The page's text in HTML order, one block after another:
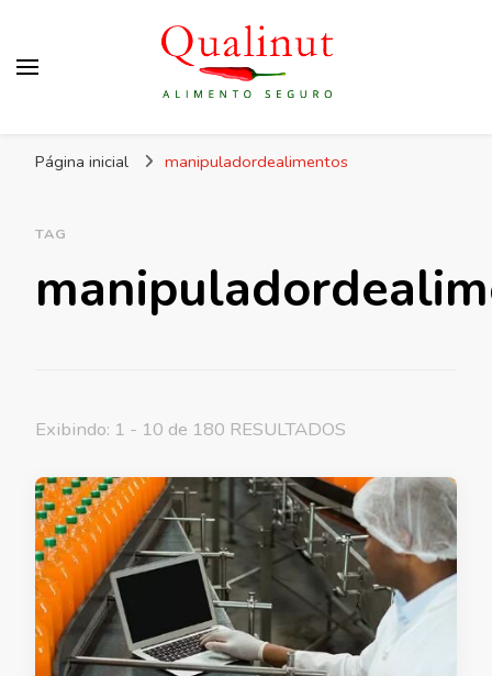
dos alimentos e rotulagem.
Página inicial manipuladordealimentos
TAG
Exibindo: 1 - 10 de 180 RESULTADOS